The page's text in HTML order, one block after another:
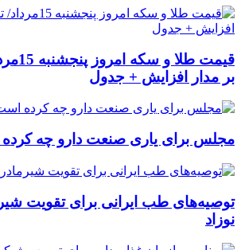
قیمت
بر مدار افزایش + جدول
مجلس برای یاری صنعت دارو چه
توصیه‌های طب ایرانی برای تقویت
نوزاد